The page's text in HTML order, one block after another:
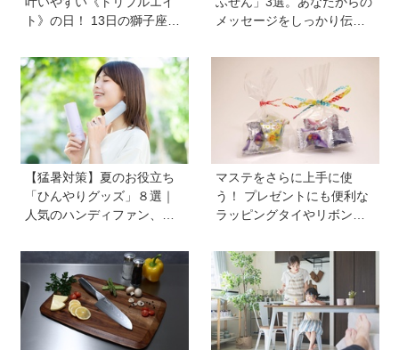
ト》の日！ 13日の獅子座の
注目
メッセージをしっかり伝え
り残します！
【猛暑対策】夏のお役立ち
「ひんやりグッズ」８選｜
人気のハンディファン、お
の暑さ対策セットなど
マステをさらに上手に使
う！ プレゼントにも便利な
ラッピングタイやリボンが
スパレード／シヤチハタ】